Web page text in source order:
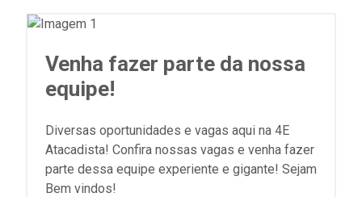
Venha fazer parte da nossa
equipe!
Diversas oportunidades e vagas aqui na 4E
Atacadista! Confira nossas vagas e venha fazer
parte dessa equipe experiente e gigante! Sejam
Bem vindos!